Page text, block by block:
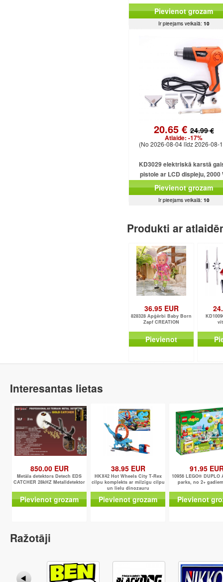
Pievienot grozam
Ir pieejams veikalā: 10
20.65 €24.99 €
Atlaide: -17%
(No 2026-08-04 līdz 2026-08-
KD3029 elektriskā karstā
pistole ar LCD displeju, 2000
Pievienot grozam
Ir pieejams veikalā: 10
Produkti ar
36.95 EUR
828328 Apģērbi Baby Born
Zapf CREATION
Pievienot
Interesantas lietas
850.00 EUR
Metāla detektors Detech EDS
CATCHER 28kHZ Metalldetektor
Pievienot grozam
38.95 EUR
HKX42 Hot Wheels City T-Rex
cilpu komplekts ar milzīgu cilpu
un lielu dinozauru
Pievienot grozam
91.95
10956 LEGO® DUPLO
parks, no 2+
Pievienot
Ražotāji